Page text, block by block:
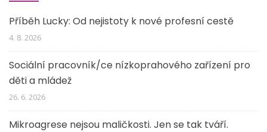
Příběh Lucky: Od nejistoty k nové profesní cestě
4. 8. 2026
Sociální pracovník/ce nízkoprahového zařízení pro
děti a mládež
26. 6. 2026
Mikroagrese nejsou maličkosti. Jen se tak tváří.